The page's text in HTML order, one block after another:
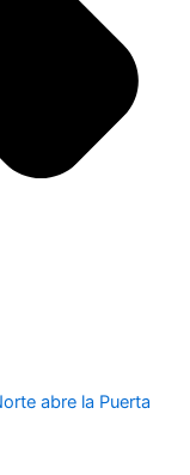
abre la Puerta